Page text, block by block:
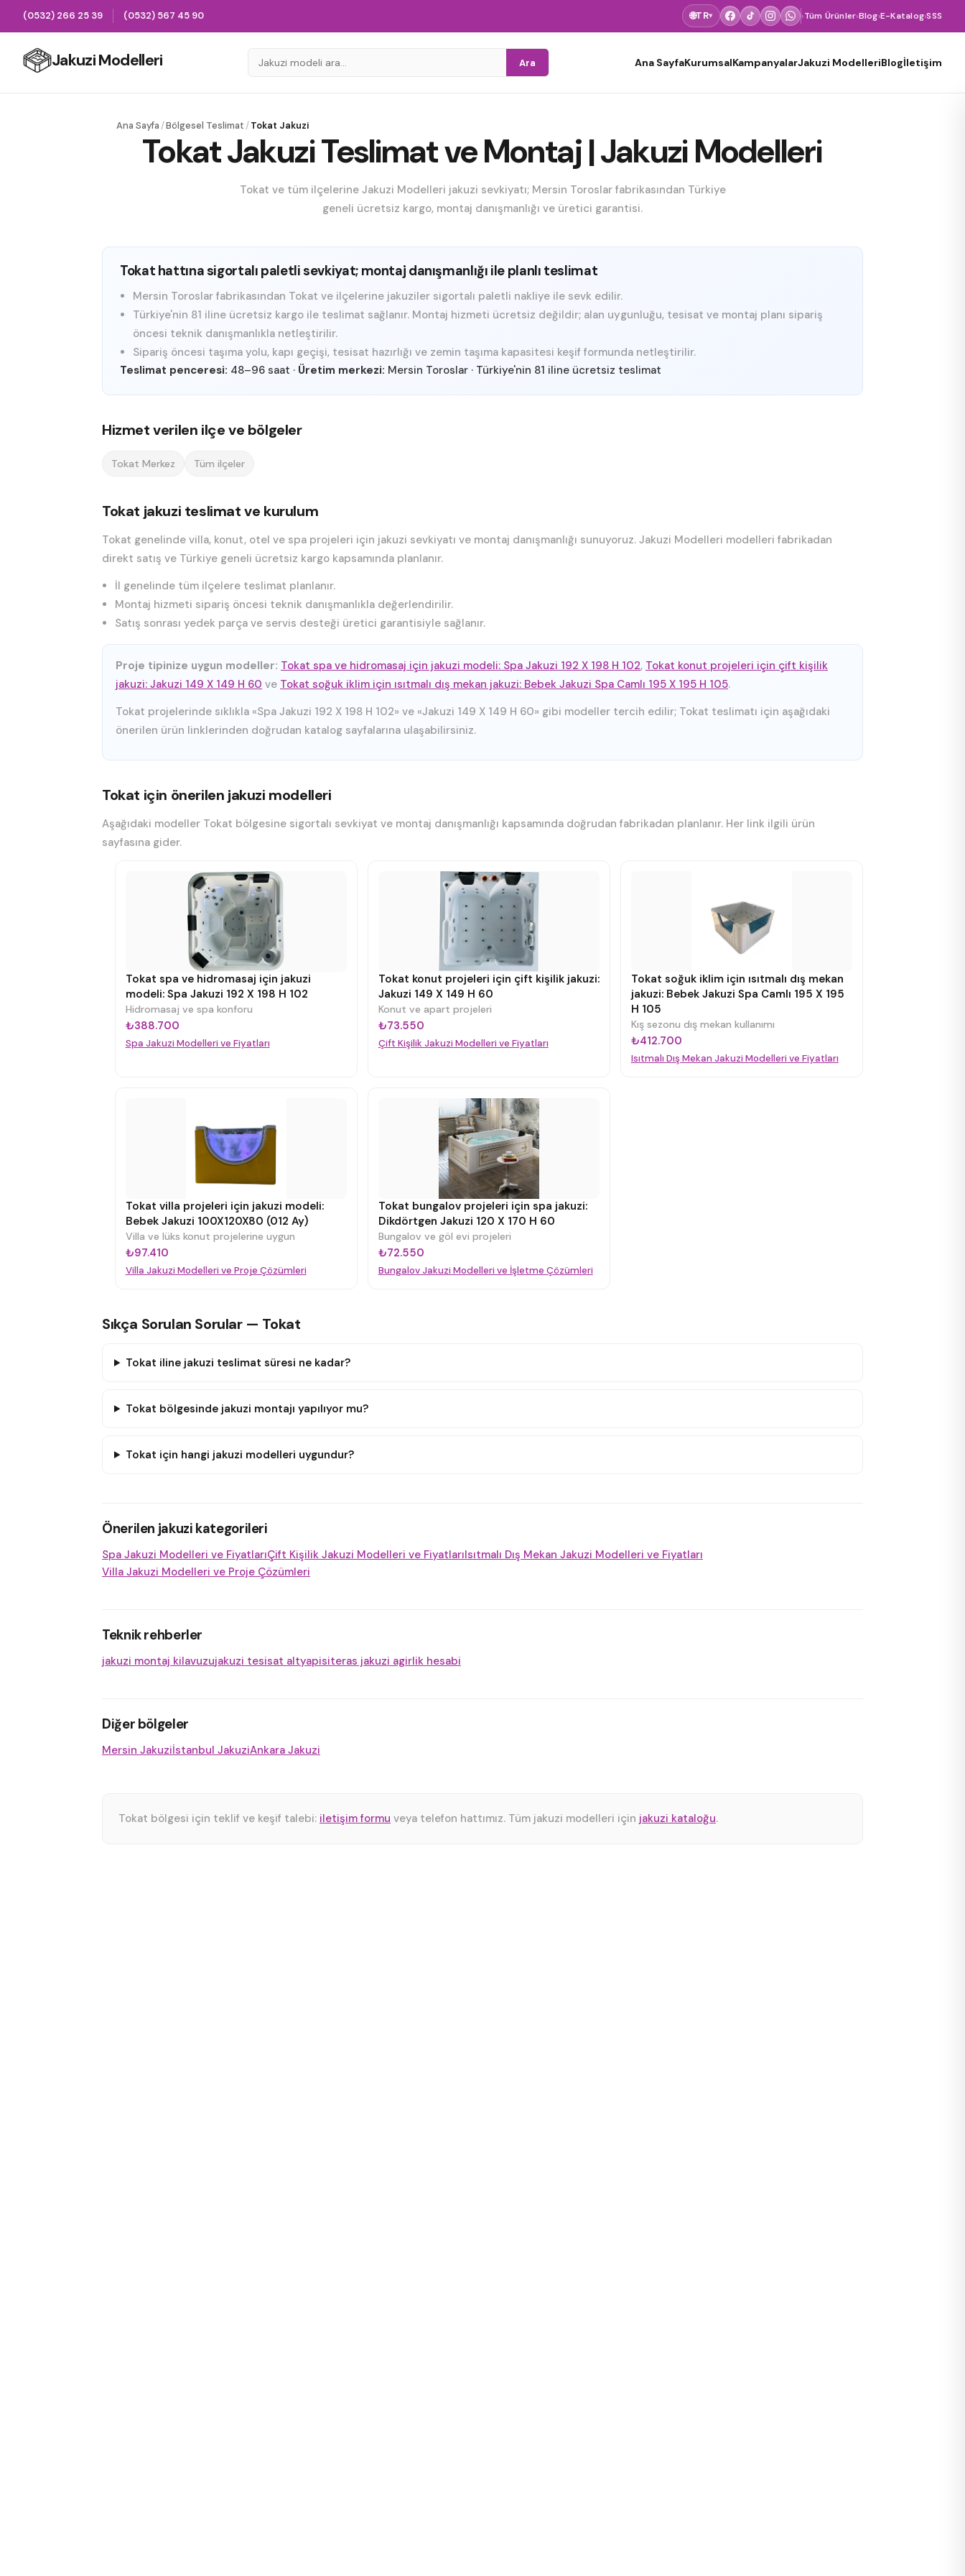
(0532) 266 25 39 (0532) 567 45 90 🌐TR▾ ›Tüm Ürünler›Blog›E-Katalog›SSS
Jakuzi Modelleri Ara Ana SayfaKurumsalKampanyalarJakuzi ModelleriBlogİletişim
Ana Sayfa /Bölgesel Teslimat /Tokat Jakuzi
Tokat Jakuzi Teslimat ve Montaj | Jakuzi Modelleri
Tokat ve tüm ilçelerine Jakuzi Modelleri jakuzi sevkiyatı; Mersin Toroslar fabrikasından Türkiye
geneli ücretsiz kargo, montaj danışmanlığı ve üretici garantisi.
Tokat hattına sigortalı paletli sevkiyat; montaj danışmanlığı ile planlı teslimat
Mersin Toroslar fabrikasından Tokat ve ilçelerine jakuziler sigortalı paletli nakliye ile sevk edilir.
Türkiye'nin 81 iline ücretsiz kargo ile teslimat sağlanır. Montaj hizmeti ücretsiz değildir; alan uygunluğu, tesisat ve montaj planı sipariş
öncesi teknik danışmanlıkla netleştirilir.
Sipariş öncesi taşıma yolu, kapı geçişi, tesisat hazırlığı ve zemin taşıma kapasitesi keşif formunda netleştirilir.
Teslimat penceresi: 48–96 saat · Üretim merkezi: Mersin Toroslar · Türkiye'nin 81 iline ücretsiz teslimat
Hizmet verilen ilçe ve bölgeler
Tokat Merkez Tüm ilçeler
Tokat jakuzi teslimat ve kurulum
Tokat genelinde villa, konut, otel ve spa projeleri için jakuzi sevkiyatı ve montaj danışmanlığı sunuyoruz. Jakuzi Modelleri modelleri fabrikadan
direkt satış ve Türkiye geneli ücretsiz kargo kapsamında planlanır.
İl genelinde tüm ilçelere teslimat planlanır.
Montaj hizmeti sipariş öncesi teknik danışmanlıkla değerlendirilir.
Satış sonrası yedek parça ve servis desteği üretici garantisiyle sağlanır.
Proje tipinize uygun modeller: Tokat spa ve hidromasaj için jakuzi modeli: Spa Jakuzi 192 X 198 H 102, Tokat konut projeleri için çift kişilik
jakuzi: Jakuzi 149 X 149 H 60 ve Tokat soğuk iklim için ısıtmalı dış mekan jakuzi: Bebek Jakuzi Spa Camlı 195 X 195 H 105.
Tokat projelerinde sıklıkla «Spa Jakuzi 192 X 198 H 102» ve «Jakuzi 149 X 149 H 60» gibi modeller tercih edilir; Tokat teslimatı için aşağıdaki
önerilen ürün linklerinden doğrudan katalog sayfalarına ulaşabilirsiniz.
Tokat için önerilen jakuzi modelleri
Aşağıdaki modeller Tokat bölgesine sigortalı sevkiyat ve montaj danışmanlığı kapsamında doğrudan fabrikadan planlanır. Her link ilgili ürün
sayfasına gider.
Tokat spa ve hidromasaj için jakuzi
modeli: Spa Jakuzi 192 X 198 H 102
Hidromasaj ve spa konforu
₺388.700
Spa Jakuzi Modelleri ve Fiyatları
Tokat konut projeleri için çift kişilik jakuzi:
Jakuzi 149 X 149 H 60
Konut ve apart projeleri
₺73.550
Çift Kişilik Jakuzi Modelleri ve Fiyatları
Tokat soğuk iklim için ısıtmalı dış mekan
jakuzi: Bebek Jakuzi Spa Camlı 195 X 195
H 105
Kış sezonu dış mekan kullanımı
₺412.700
Isıtmalı Dış Mekan Jakuzi Modelleri ve Fiyatları
Tokat villa projeleri için jakuzi modeli:
Bebek Jakuzi 100X120X80 (012 Ay)
Villa ve lüks konut projelerine uygun
₺97.410
Villa Jakuzi Modelleri ve Proje Çözümleri
Tokat bungalov projeleri için spa jakuzi:
Dikdörtgen Jakuzi 120 X 170 H 60
Bungalov ve göl evi projeleri
₺72.550
Bungalov Jakuzi Modelleri ve İşletme Çözümleri
Sıkça Sorulan Sorular — Tokat
Tokat iline jakuzi teslimat süresi ne kadar?
Tokat bölgesinde jakuzi montajı yapılıyor mu?
Tokat için hangi jakuzi modelleri uygundur?
Önerilen jakuzi kategorileri
Spa Jakuzi Modelleri ve FiyatlarıÇift Kişilik Jakuzi Modelleri ve FiyatlarıIsıtmalı Dış Mekan Jakuzi Modelleri ve Fiyatları
Villa Jakuzi Modelleri ve Proje Çözümleri
Teknik rehberler
jakuzi montaj kilavuzujakuzi tesisat altyapisiteras jakuzi agirlik hesabi
Diğer bölgeler
Mersin Jakuziİstanbul JakuziAnkara Jakuzi
Tokat bölgesi için teklif ve keşif talebi: iletişim formu veya telefon hattımız. Tüm jakuzi modelleri için jakuzi kataloğu.